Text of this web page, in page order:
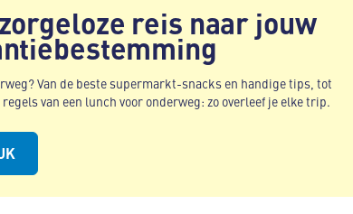
reis naar jouw
Van de beste supermarkt-snacks en handige tips, tot
van een lunch voor onderweg: zo overleef je elke trip.